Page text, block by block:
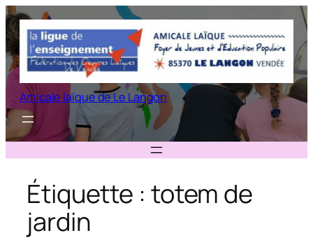
Aller
au
contenu
Amicale laïque de Le Langon
Étiquette : totem de
jardin